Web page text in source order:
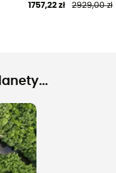
1757,22 zł 2929,00 zł